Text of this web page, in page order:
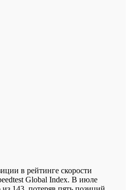
в рейтинге скорости
Global Index. В июле